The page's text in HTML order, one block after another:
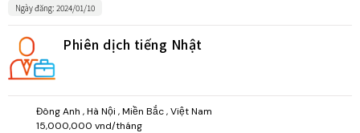
Phiên dịch tiếng Nhật
Đông Anh , Hà Nội , Miền Bắc , Việt Nam
15,000,000 vnd/tháng
Ngày đăng: 2024/01/10